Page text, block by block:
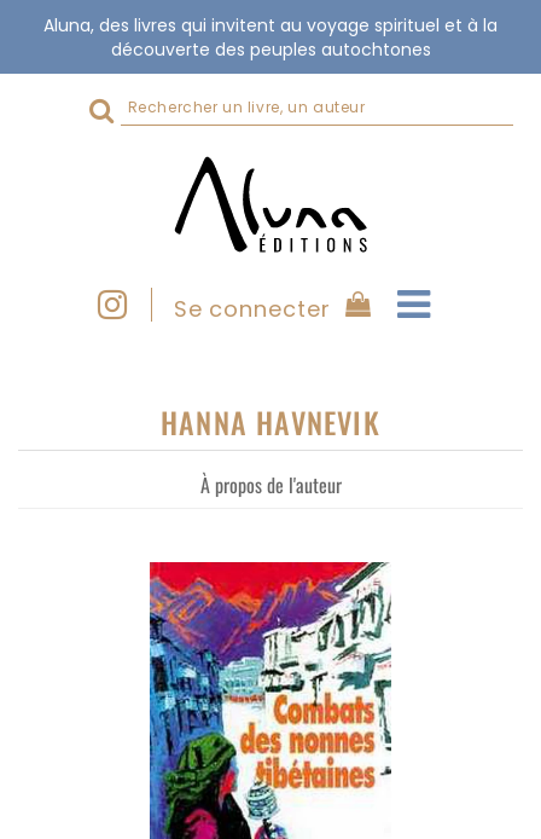
Aluna, des livres qui invitent au voyage spirituel et à la
découverte des peuples autochtones
Rechercher
sur
Se connecter
HANNA HAVNEVIK
À propos de l'auteur